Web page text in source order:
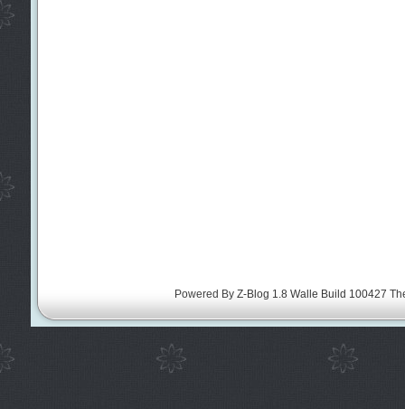
Powered By Z-Blog 1.8 Walle Build 100427